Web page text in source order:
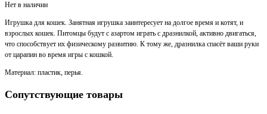
Нет в наличии
Игрушка для кошек. Занятная игрушка заинтересует на долгое время и котят, и
взрослых кошек. Питомцы будут с азартом играть с дразнилкой, активно двигаться,
что способствует их физическому развитию. К тому же, дразнилка спасёт ваши руки
от царапин во время игры с кошкой.
Материал: пластик, перья.
Сопутствующие товары